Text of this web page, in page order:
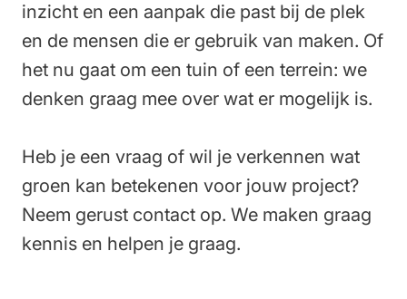
inzicht en een aanpak die past bij de plek
en de mensen die er gebruik van maken. Of
het nu gaat om een tuin of een terrein: we
denken graag mee over wat er mogelijk is.
Heb je een vraag of wil je verkennen wat
groen kan betekenen voor jouw project?
Neem gerust contact op. We maken graag
kennis en helpen je graag.